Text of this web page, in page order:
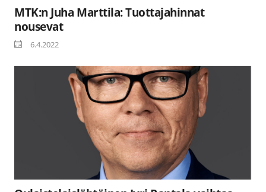
MTK:n Juha Marttila: Tuottajahinnat
nousevat
6.4.2022